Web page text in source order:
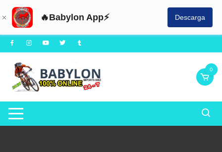
🔥Babylon App⚡ Descarga
Saltar
al
contenido
0